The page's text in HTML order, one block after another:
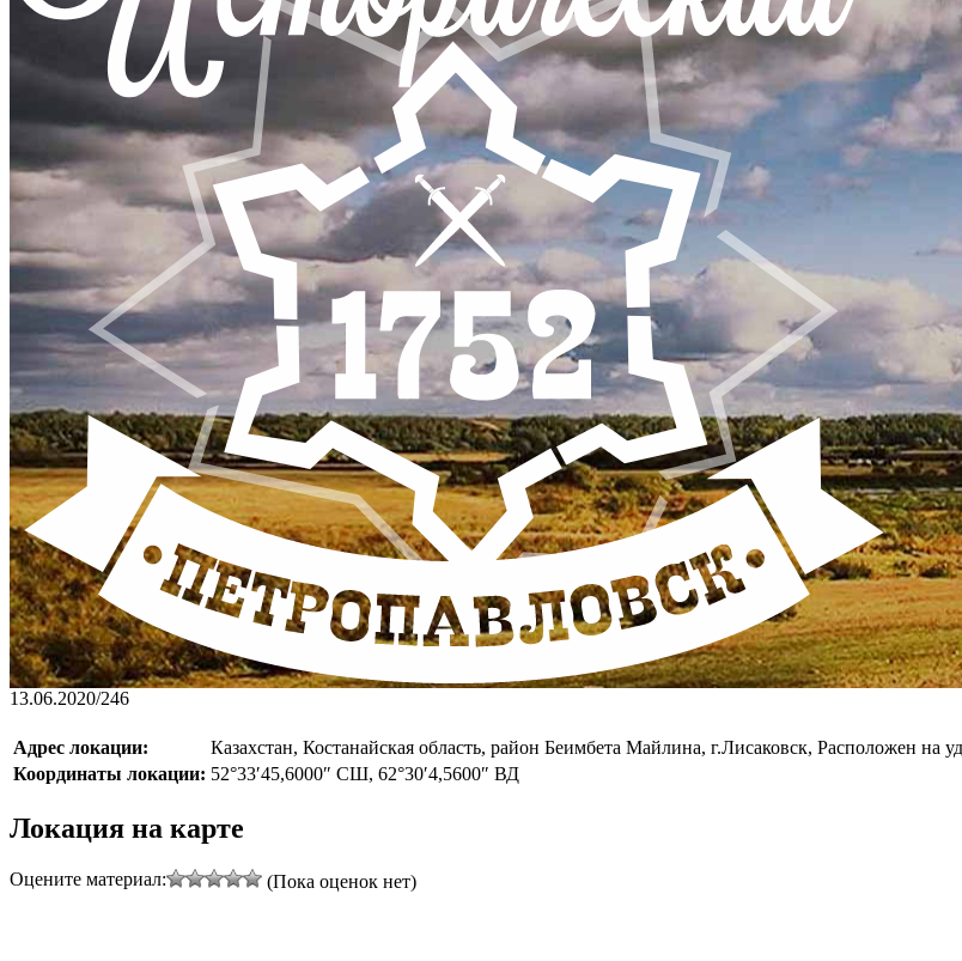
13.06.2020/246
Адрес локации:
Казахстан, Костанайская область, район Беимбета Майлина, г.Лисаковск, Расположен на
Координаты локации: 52°33′45,6000″ СШ, 62°30′4,5600″ ВД
Локация на карте
Оцените материал:
(Пока оценок нет)